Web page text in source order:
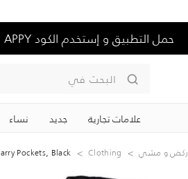
حمل التطبيق و إستخدم الكود APPY للحصول على خصم 20% من السعر الكامل
البحث في
علامات تجارية جديد نساء
ركض و مشي Clothing
Pockets, Black